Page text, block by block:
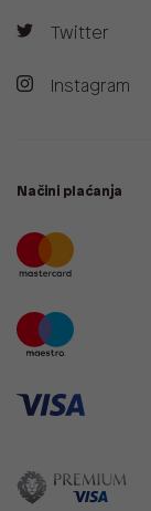
Twitter
Instagram
Načini plaćanja